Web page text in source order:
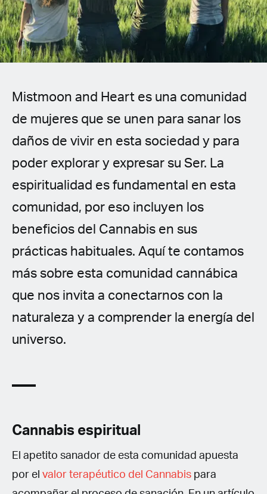
Spanish (Latin America)
German
French
Italian
Czech
Polish
Mistmoon and Heart es una comunidad
de mujeres que se unen para sanar los
daños de vivir en esta sociedad y para
poder explorar y expresar su Ser. La
espiritualidad es fundamental en esta
comunidad, por eso incluyen los
beneficios del Cannabis en sus
prácticas habituales. Aquí te contamos
más sobre esta comunidad cannábica
que nos invita a conectarnos con la
naturaleza y a comprender la energía del
universo.
Cannabis espiritual
El apetito sanador de esta comunidad apuesta
por el valor terapéutico del Cannabis para